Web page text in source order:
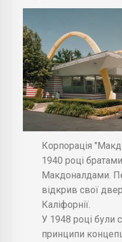
Корпорація
1940 році
Макдоналдами.
відкрив свої
Каліфорнії.
У 1948 році були
принципи